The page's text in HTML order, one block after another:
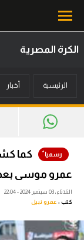
أخبار
ميركاتو
فانتازي في الجول
فيديوهات
الكرة المصرية
الرئيسية أخبار
كما
عمرو موسى بعد 11
الثلاثاء، 03 سبتمبر 2024 - 22:04
كتب : عمرو نبيل